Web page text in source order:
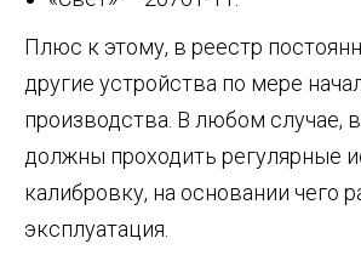
Плюс к этому, в реестр
другие устройства по мере
производства. В любом случае,
должны проходить регулярные
калибровку, на основании чего
эксплуатация.